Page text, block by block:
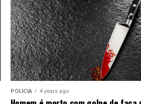
POLICIA 4 years ago